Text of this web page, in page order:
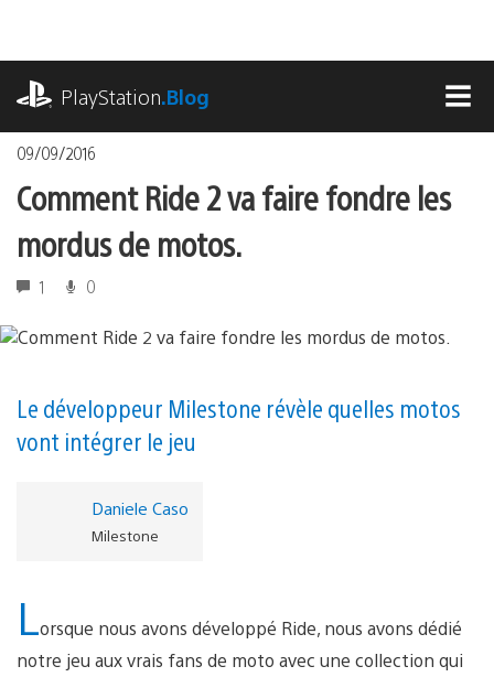
contenu
PlayStation.Blog
09/09/2016
Comment Ride 2 va faire fondre les
mordus de motos.
1 0
Le développeur Milestone révèle quelles motos
vont intégrer le jeu
Daniele Caso
Milestone
Lorsque nous avons développé Ride, nous avons dédié
notre jeu aux vrais fans de moto avec une collection qui